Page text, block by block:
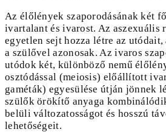
Az élőlények szaporodásának két
ivartalant és ivarost. Az aszexuális
egyetlen sejt hozza létre az
a szülővel azonosak. Az ivaros
utódok két, különböző nemű
osztódással (meiosis) előállított
gaméták) egyesülése útján jönnek
szülők örökítő anyaga
belüli változatosságot és hosszú
lehetőségeit.